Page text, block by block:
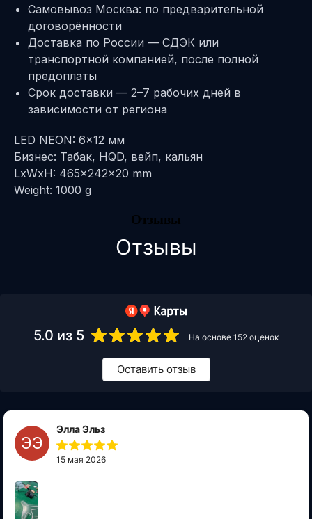
Самовывоз Москва: по предварительной
договорённости
Доставка по России — СДЭК или
транспортной компанией, после полной
предоплаты
Срок доставки — 2–7 рабочих дней в
зависимости от региона
LED NEON: 6x12 мм
Бизнес: Табак, HQD, вейп, кальян
LxWxH: 465x242x20 mm
Weight: 1000 g
Отзывы